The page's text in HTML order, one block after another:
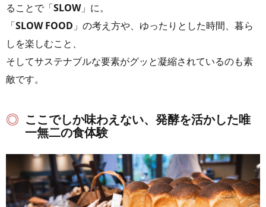
ることで「SLOW」に。
「SLOW FOOD」の考え方や、ゆったりとした時間、暮ら
しを楽しむこと、
そしてサステナブルな要素がグッと凝縮されているのも素
敵です。
ここでしか味わえない、発酵を活かした唯
一無二の食体験